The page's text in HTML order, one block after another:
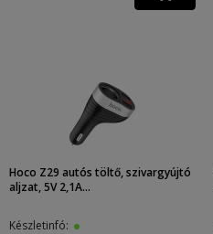
Hoco Z29 autós töltő, szivargyújtó
aljzat, 5V 2,1A...
Készletinfó: